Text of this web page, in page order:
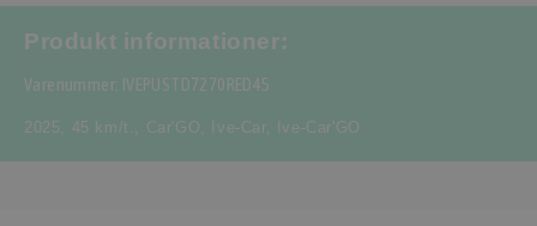
Produkt informationer:
Varenummer: IVEPUSTD7270RED45
2025, 45 km/t. , Car'GO, Ive-Car, Ive-Car'GO